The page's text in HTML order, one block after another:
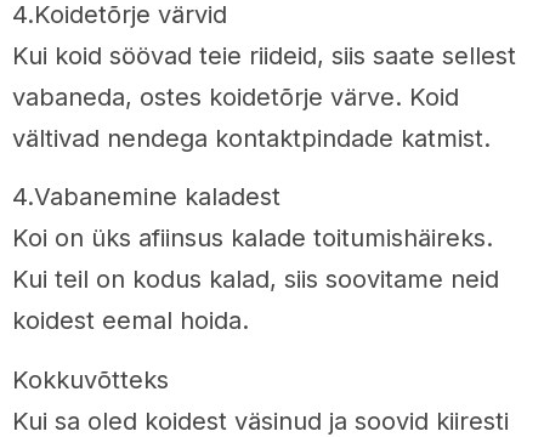
4.Koidetõrje värvid
Kui koid söövad teie riideid, siis saate sellest
vabaneda, ostes koidetõrje värve. Koid
vältivad nendega kontaktpindade katmist.
4.Vabanemine kaladest
Koi on üks afiinsus kalade toitumishäireks.
Kui teil on kodus kalad, siis soovitame neid
koidest eemal hoida.
Kokkuvõtteks
Kui sa oled koidest väsinud ja soovid kiiresti